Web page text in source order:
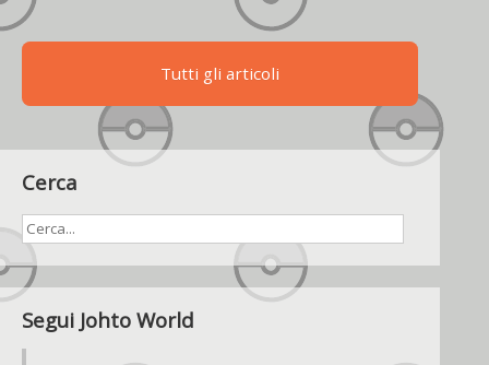
Tutti gli articoli
Cerca
Segui Johto World